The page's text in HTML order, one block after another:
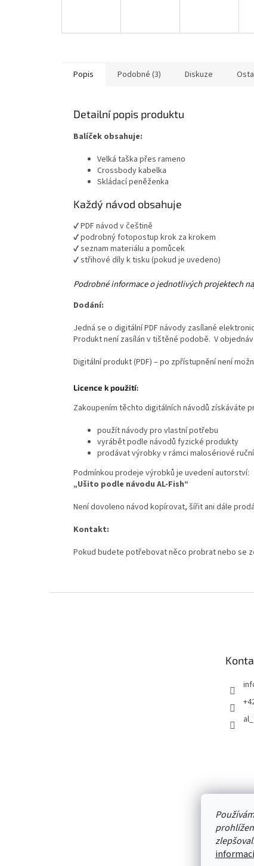
Popis Podobné (3) Diskuze
Detailní popis produktu
Balíček obsahuje:
Velká taška přes rameno
Crossbody kabelka
Skládací peněženka
Každý návod obsahuje
✔ PDF návod v češtině
✔ podrobný fotopostup krok za krokem
✔ seznam materiálu a pomůcek
✔ střihové díly k tisku (pokud je uvedeno)
Podrobné informace o jednotlivých projektech
Dodání:
Jedná se o digitální PDF návody zasílané
Produkt není zasílán v tištěné podobě. V
Digitální produkt (PDF) – po zpřístupnění není
Licence k použití:
Zakoupením těchto digitálních návodů získáváte
použít návody pro vlastní potřebu
vyrábět podle návodů fyzické produkty
prodávat výrobky v rámci malosériové
Podmínkou prodeje výrobků je uvedení autorství:
„Ušito podle návodu AL-Fish“
Není dovoleno návod kopírovat, šířit ani dále
Kontakt:
Pokud budete potřebovat něco probrat nebo se